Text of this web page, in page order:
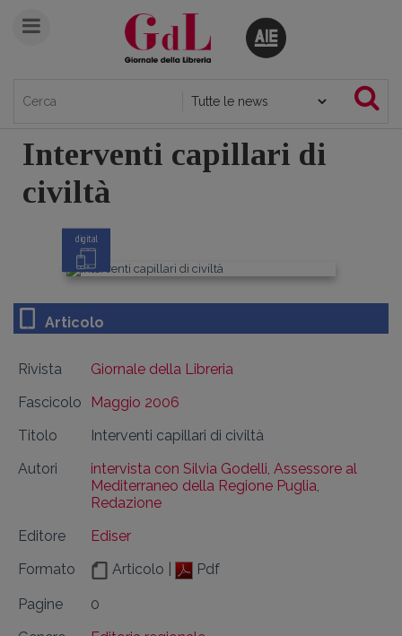
Interventi capillari di
civiltà
digital
Articolo
Rivista
Giornale della Libreria
Fascicolo
Maggio 2006
Titolo
Interventi capillari di civiltà
Autori
intervista con Silvia Godelli, Assessore al
Mediterraneo della Regione Puglia,
Redazione
Editore
Ediser
Formato
Articolo | Pdf
Pagine
0